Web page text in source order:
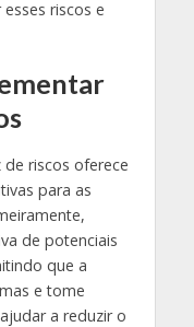
riscos e
riscos oferece
para as
de potenciais
que a
e tome
a reduzir o